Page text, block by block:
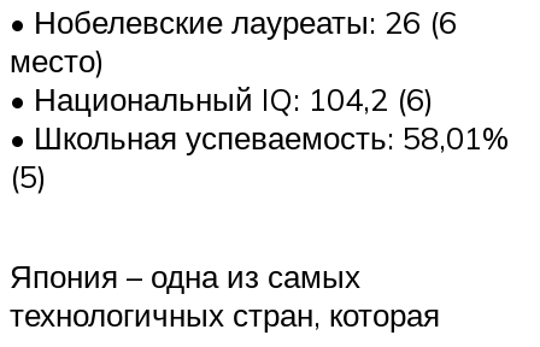
• Нобелевские лауреаты: 26 (6
место)
• Национальный IQ: 104,2 (6)
• Школьная успеваемость: 58,01%
(5)
Япония – одна из самых
технологичных стран, которая